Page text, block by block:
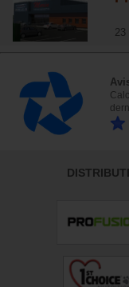
23